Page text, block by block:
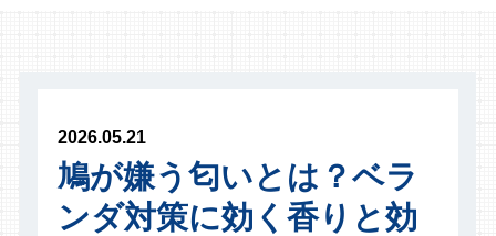
2026.05.21
鳩が嫌う匂いとは？ベラ
ンダ対策に効く香りと効